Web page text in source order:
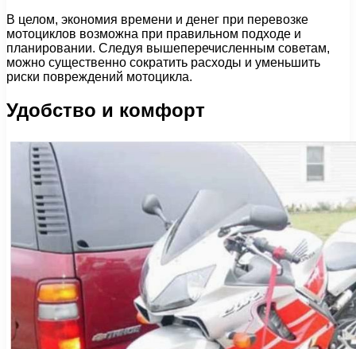
В целом, экономия времени и денег при перевозке
мотоциклов возможна при правильном подходе и
планировании. Следуя вышеперечисленным советам,
можно существенно сократить расходы и уменьшить
риски повреждений мотоцикла.
Удобство и комфорт